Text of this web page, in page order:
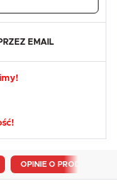
EMAIL
OPINIE O PRODUKCIE